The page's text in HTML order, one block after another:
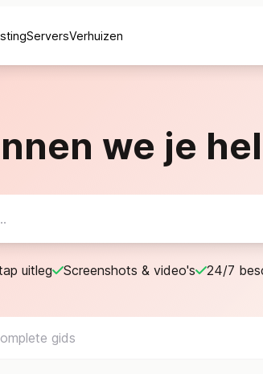
ServersVerhuizen
we je
uitleg Screenshots & video's 24/7
gids